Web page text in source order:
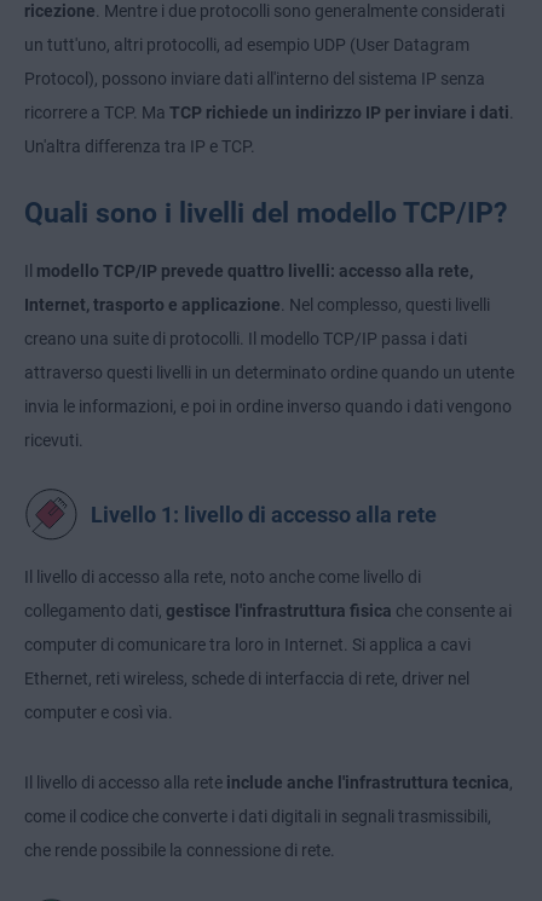
ricezione. Mentre i due protocolli sono generalmente considerati
un tutt'uno, altri protocolli, ad esempio UDP (User Datagram
Protocol), possono inviare dati all'interno del sistema IP senza
ricorrere a TCP. Ma TCP richiede un indirizzo IP per inviare i dati.
Un'altra differenza tra IP e TCP.
Quali sono i livelli del modello TCP/IP?
Il modello TCP/IP prevede quattro livelli: accesso alla rete,
Internet, trasporto e applicazione. Nel complesso, questi livelli
creano una suite di protocolli. Il modello TCP/IP passa i dati
attraverso questi livelli in un determinato ordine quando un utente
invia le informazioni, e poi in ordine inverso quando i dati vengono
ricevuti.
Livello 1: livello di accesso alla rete
Il livello di accesso alla rete, noto anche come livello di
collegamento dati, gestisce l'infrastruttura fisica che consente ai
computer di comunicare tra loro in Internet. Si applica a cavi
Ethernet, reti wireless, schede di interfaccia di rete, driver nel
computer e così via.
Il livello di accesso alla rete include anche l'infrastruttura tecnica,
come il codice che converte i dati digitali in segnali trasmissibili,
che rende possibile la connessione di rete.